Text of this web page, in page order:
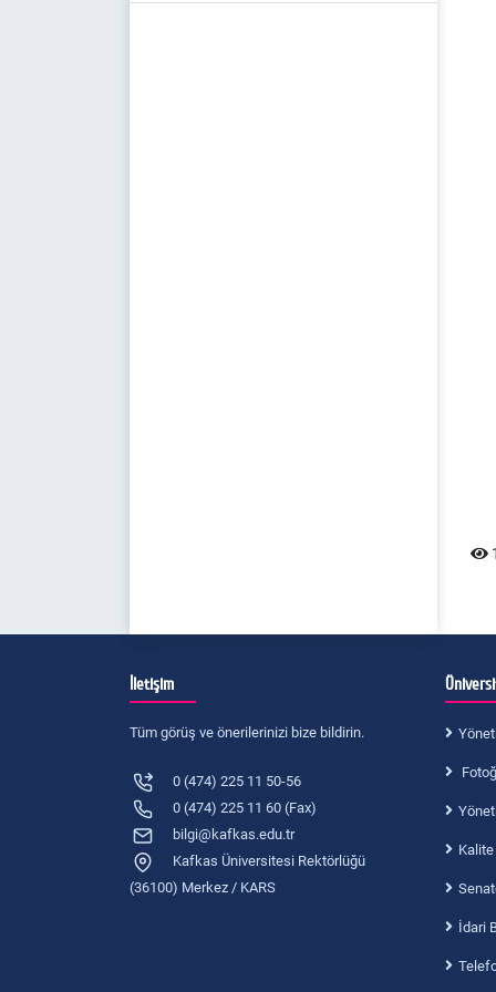
İletişim
Tüm görüş ve önerilerinizi bize bildirin.
0 (474) 225 11 50-56
0 (474) 225 11 60 (Fax)
bilgi@kafkas.edu.tr
Kafkas Üniversitesi Rektörlüğü
(36100) Merkez / KARS
İdari